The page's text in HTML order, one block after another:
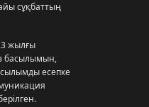
сұқбаттың
жылғы
басылымын,
есепке